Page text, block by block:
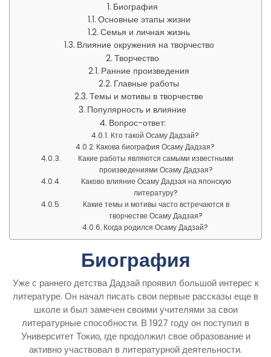
Биография
Основные этапы жизни
Семья и личная жизнь
Влияние окружения на творчество
Творчество
Ранние произведения
Главные работы
Темы и мотивы в творчестве
Популярность и влияние
Вопрос-ответ:
Кто такой Осаму Дадзай?
Какова биография Осаму Дадзая?
Какие работы являются самыми известными
произведениями Осаму Дадзая?
Каково влияние Осаму Дадзая на японскую
литературу?
Какие темы и мотивы часто встречаются в
творчестве Осаму Дадзая?
Когда родился Осаму Дадзай?
Биография
Уже с раннего детства Дадзай проявил большой интерес к
литературе. Он начал писать свои первые рассказы еще в
школе и был замечен своими учителями за свои
литературные способности. В 1927 году он поступил в
Университет Токио, где продолжил свое образование и
активно участвовал в литературной деятельности.